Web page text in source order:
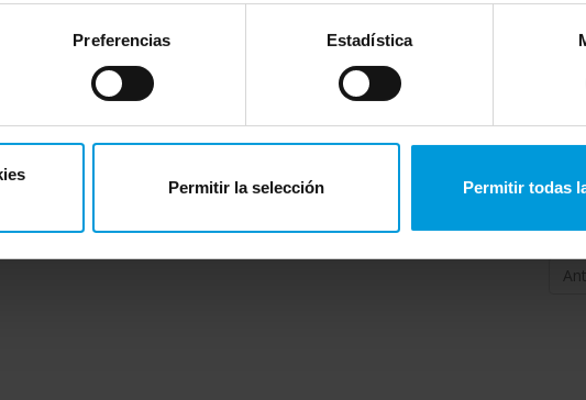
Preferencias Estadística
Permitir la selección Permitir todas
this online training will help you get started, with insights